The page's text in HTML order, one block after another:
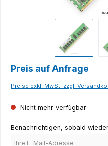
Preis auf Anfrage
Preise exkl. MwSt. zzgl.
Nicht mehr verfügbar
Benachrichtigen, sobald